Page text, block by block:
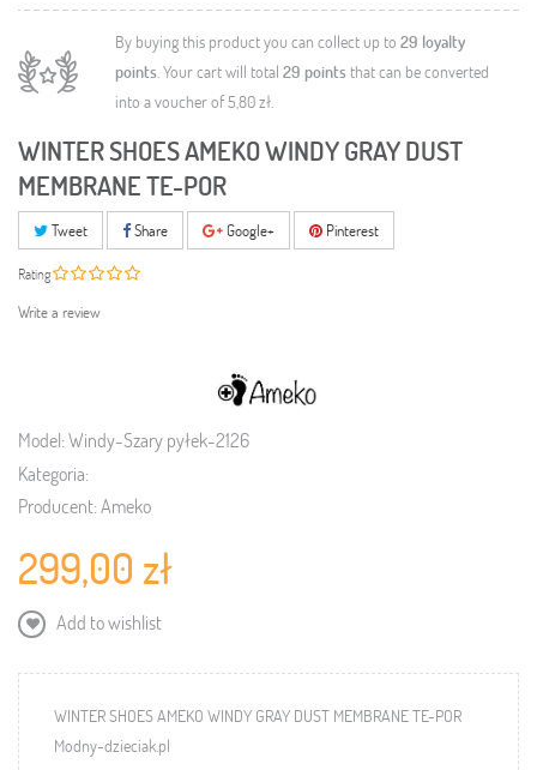
By buying this product you can collect up to 29 loyalty
points. Your cart will total 29 points that can be converted
into a voucher of5,80 zł.
WINTER SHOES AMEKO WINDY GRAY DUST
MEMBRANE TE-POR
Tweet Share Google+ Pinterest
Rating
Write a review
Model:Windy-Szary pyłek-2126
Kategoria:
Producent:Ameko
299,00 zł
Add to wishlist
WINTER SHOES AMEKO WINDY GRAY DUST MEMBRANE TE-POR
Modny-dzieciak.pl